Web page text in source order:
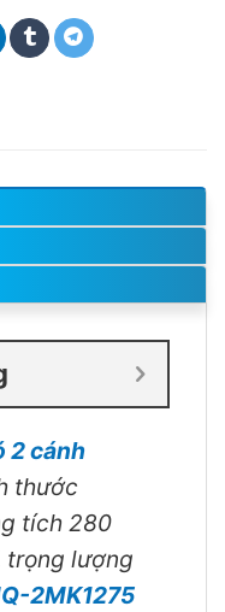
2 cánh
thước
tích 280
trọng lượng
2MK1275